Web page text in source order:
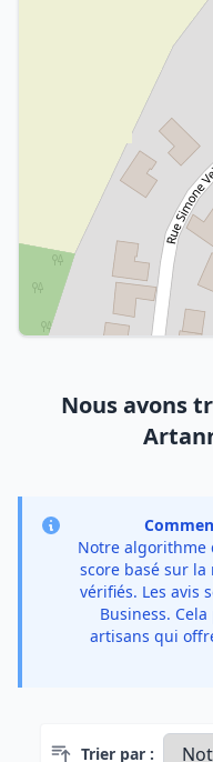
Nous avons
Notre algorithme
score basé sur la
vérifiés. Les avis
Business.
artisans qui
Trier par :